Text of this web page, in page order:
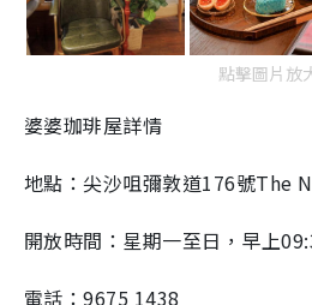
點擊圖片放
婆婆珈琲屋詳情
地點：尖沙咀彌敦道176號The
開放時間：星期一至日，早上
電話：9675 1438